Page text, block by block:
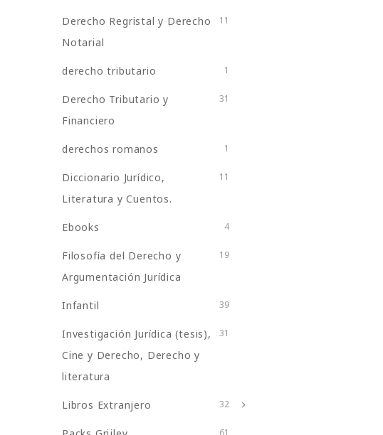
Derecho Regristal y Derecho
Notarial
11
derecho tributario 1
Derecho Tributario y
Financiero
31
derechos romanos 1
Diccionario Jurídico,
Literatura y Cuentos.
11
Ebooks 4
Filosofía del Derecho y
Argumentación Jurídica
19
Infantil 39
Investigación Jurídica (tesis),
Cine y Derecho, Derecho y
literatura
31
Libros Extranjero 32
61